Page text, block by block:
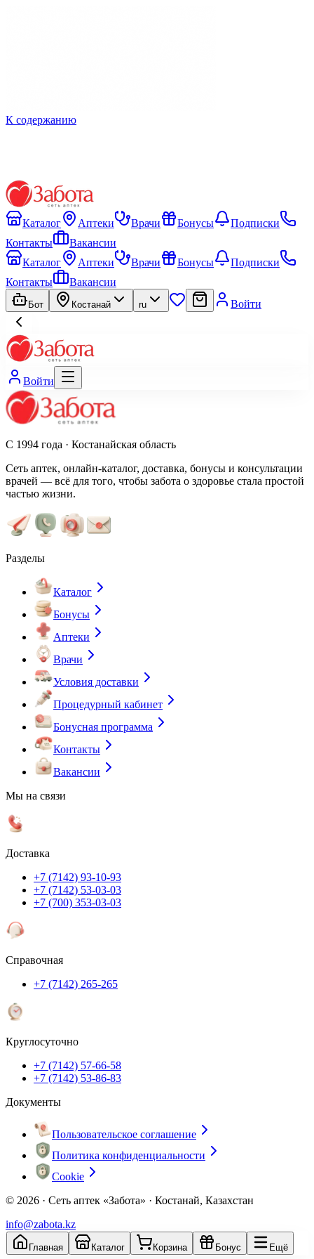
К содержанию
Каталог Аптеки Врачи Бонусы
Подписки
Контакты
Вакансии
Каталог
Аптеки Врачи Бонусы
Подписки
Контакты
Вакансии
Бот Костанай ru Войти
Войти
С 1994 года · Костанайская область
Сеть аптек, онлайн-каталог, доставка, бонусы и консультации
врачей — всё для того, чтобы забота о здоровье стала простой
частью жизни.
Разделы
Каталог
Бонусы
Аптеки
Врачи
Условия доставки
Процедурный кабинет
Бонусная программа
Контакты
Вакансии
Мы на связи
Доставка
+7 (7142) 93-10-93
+7 (7142) 53-03-03
+7 (700) 353-03-03
Справочная
+7 (7142) 265-265
Круглосуточно
+7 (7142) 57-66-58
+7 (7142) 53-86-83
Документы
Пользовательское соглашение
Политика конфиденциальности
Cookie
© 2026 · Сеть аптек «Забота» · Костанай, Казахстан
info@zabota.kz
Главная Каталог Корзина Бонус Ещё